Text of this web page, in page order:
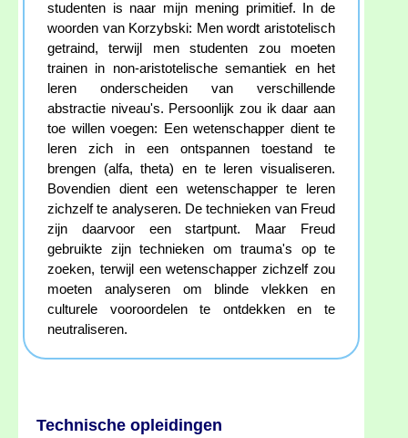
studenten is naar mijn mening primitief. In de
woorden van Korzybski: Men wordt aristotelisch
getraind, terwijl men studenten zou moeten
trainen in non-aristotelische semantiek en het
leren onderscheiden van verschillende
abstractie niveau's. Persoonlijk zou ik daar aan
toe willen voegen: Een wetenschapper dient te
leren zich in een ontspannen toestand te
brengen (alfa, theta) en te leren visualiseren.
Bovendien dient een wetenschapper te leren
zichzelf te analyseren. De technieken van Freud
zijn daarvoor een startpunt. Maar Freud
gebruikte zijn technieken om trauma's op te
zoeken, terwijl een wetenschapper zichzelf zou
moeten analyseren om blinde vlekken en
culturele vooroordelen te ontdekken en te
neutraliseren.
Technische opleidingen